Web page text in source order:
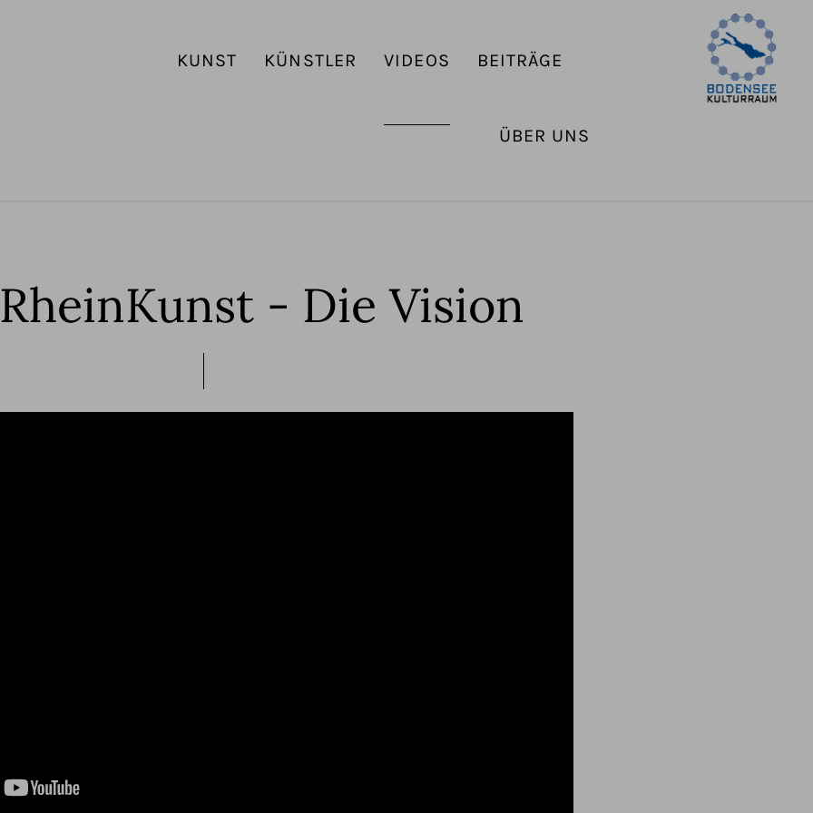
KUNST KÜNSTLER VIDEOS BEITRÄGE
ÜBER UNS
- Die Vision